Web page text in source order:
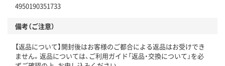
4950190351733
備考（ご注意）
【返品について】開封後はお客様のご都合による返品はお受けでき
ません。返品については、ご利用ガイド「返品・交換について」を必